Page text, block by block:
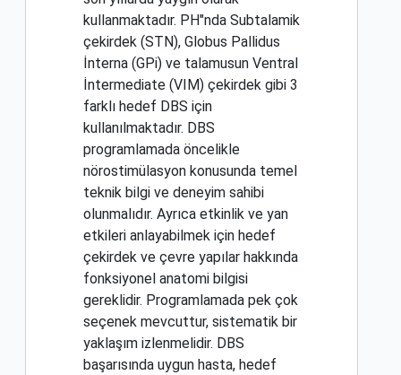
kullanmaktadır. PH"nda Subtalamik
çekirdek (STN), Globus Pallidus
İnterna (GPi) ve talamusun Ventral
İntermediate (VIM) çekirdek gibi 3
farklı hedef DBS için
kullanılmaktadır. DBS
programlamada öncelikle
nörostimülasyon konusunda temel
teknik bilgi ve deneyim sahibi
olunmalıdır. Ayrıca etkinlik ve yan
etkileri anlayabilmek için hedef
çekirdek ve çevre yapılar hakkında
fonksiyonel anatomi bilgisi
gereklidir. Programlamada pek çok
seçenek mevcuttur, sistematik bir
yaklaşım izlenmelidir. DBS
başarısında uygun hasta, hedef